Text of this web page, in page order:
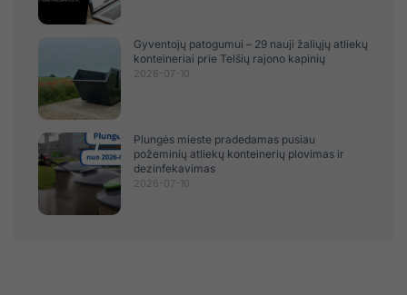
Gyventojų patogumui – 29 nauji žaliųjų atliekų
konteineriai prie Telšių rajono kapinių
2026-07-10
Plungės mieste pradedamas pusiau
požeminių atliekų konteinerių plovimas ir
dezinfekavimas
2026-07-10